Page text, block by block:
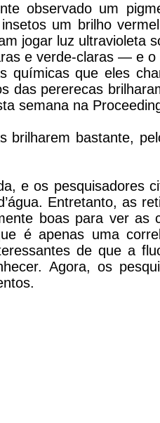
observado um
um brilho
jogar luz ultravioleta
e verde-claras — e
químicas que eles
das pererecas
semana na
brilharem bastante,
e os pesquisadores
Entretanto, as
boas para ver as
é apenas uma
de que a
Agora, os